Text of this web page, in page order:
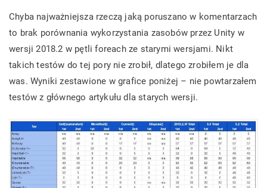
Chyba najważniejsza rzeczą jaką poruszano w komentarzach
to brak porównania wykorzystania zasobów przez Unity w
wersji 2018.2 w pętli foreach ze starymi wersjami. Nikt
takich testów do tej pory nie zrobił, dlatego zrobiłem je dla
was. Wyniki zestawione w grafice poniżej – nie powtarzałem
testów z głównego artykułu dla starych wersji.